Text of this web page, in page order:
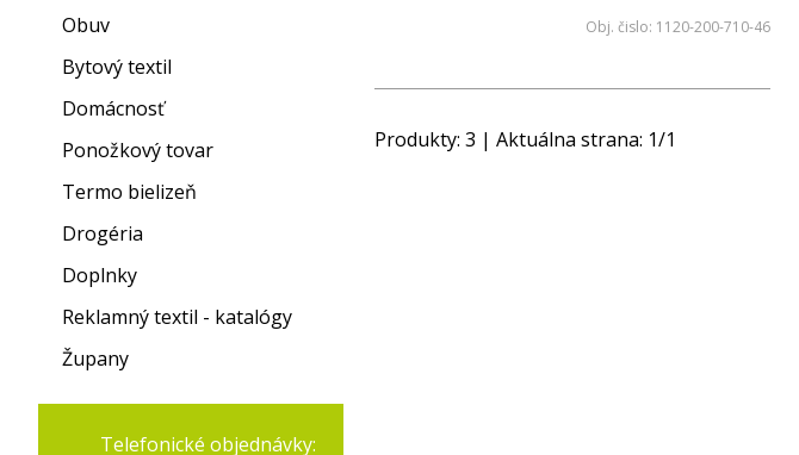
Obj. čislo: 1120-200-710-46
Produkty: 3 | Aktuálna strana: 1/1
Obuv
Bytový textil
Domácnosť
Ponožkový tovar
Termo bielizeň
Drogéria
Doplnky
Reklamný textil - katalógy
Župany
Telefonické objednávky: